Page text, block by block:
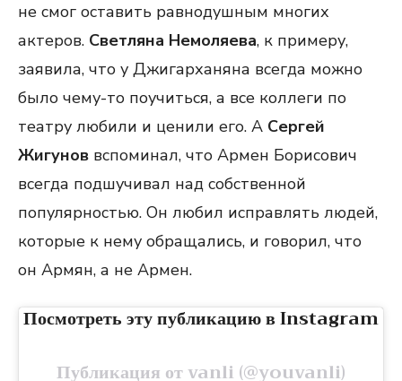
не смог оставить равнодушным многих
актеров. Светляна Немоляева, к примеру,
заявила, что у Джигарханяна всегда можно
было чему-то поучиться, а все коллеги по
театру любили и ценили его. А Сергей
Жигунов вспоминал, что Армен Борисович
всегда подшучивал над собственной
популярностью. Он любил исправлять людей,
которые к нему обращались, и говорил, что
он Армян, а не Армен.
Посмотреть эту публикацию в Instagram
Публикация от vanli (@youvanli)